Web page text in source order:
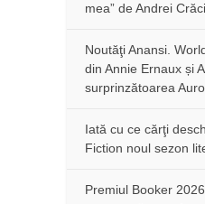
mea” de Andrei
Noutăţi Anansi.
din Annie Ernaux și
surprinzătoarea
Iată cu ce cărţi
Fiction noul sezon
Premiul Booker